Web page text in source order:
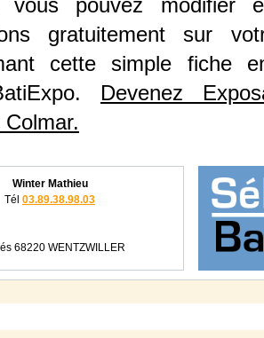
vous pouvez modifier
gratuitement sur
cette simple fiche
Devenez
Winter Mathieu
Tél 03.89.38.98.03
68220 WENTZWILLER